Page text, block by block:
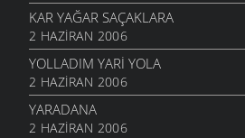
KAR YAĞAR SAÇAKLARA
2 HAZIRAN 2006
YOLLADIM YARI YOLA
2 HAZIRAN 2006
YARADANA
2 HAZIRAN 2006